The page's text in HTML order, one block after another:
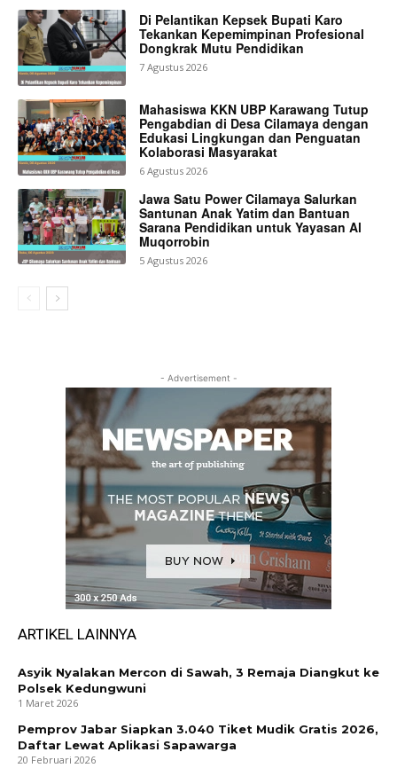
Di Pelantikan Kepsek Bupati Karo
Tekankan Kepemimpinan Profesional
Dongkrak Mutu Pendidikan
7 Agustus 2026
Mahasiswa KKN UBP Karawang Tutup
Pengabdian di Desa Cilamaya dengan
Edukasi Lingkungan dan Penguatan
Kolaborasi Masyarakat
6 Agustus 2026
Jawa Satu Power Cilamaya Salurkan
Santunan Anak Yatim dan Bantuan
Sarana Pendidikan untuk Yayasan Al
Muqorrobin
5 Agustus 2026
- Advertisement -
ARTIKEL LAINNYA
Asyik Nyalakan Mercon di Sawah, 3 Remaja Diangkut ke
Polsek Kedungwuni
1 Maret 2026
Pemprov Jabar Siapkan 3.040 Tiket Mudik Gratis 2026,
Daftar Lewat Aplikasi Sapawarga
20 Februari 2026